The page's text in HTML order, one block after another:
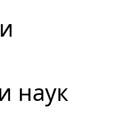
наук